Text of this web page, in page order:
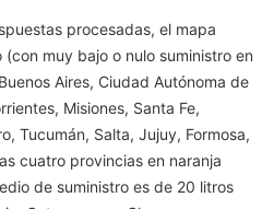
procesadas, el mapa
muy bajo o nulo suministro en
Aires, Ciudad Autónoma de
Misiones, Santa Fe,
Tucumán, Salta, Jujuy, Formosa,
cuatro provincias en naranja
de suministro es de 20 litros